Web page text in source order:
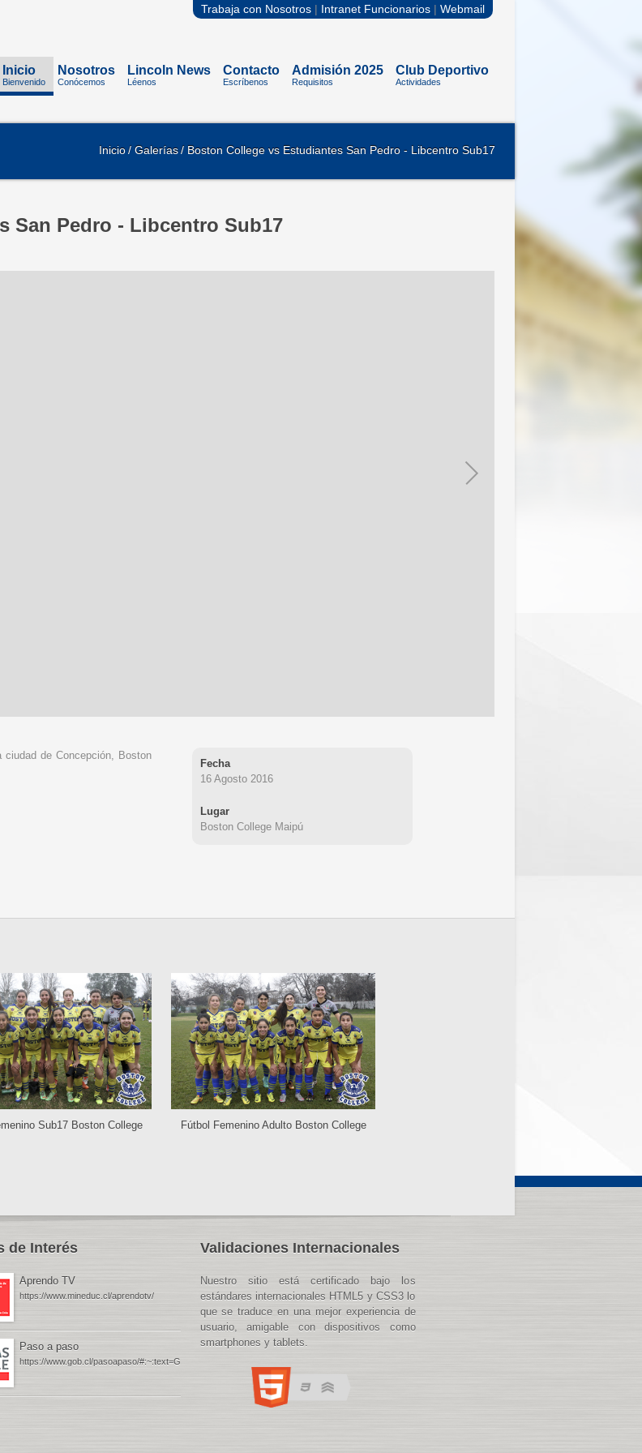
Trabaja con Nosotros| Intranet Funcionarios| Webmail
Inicio
Bienvenido
Nosotros
Conócemos
Lincoln News
Léenos
Contacto
Escríbenos
Admisión 2025
Requisitos
Club Deportivo
Actividades
Inicio/ Galerías/ Boston College vs Estudiantes San Pedro - Libcentro Sub17
San Pedro - Libcentro Sub17
ciudad de Concepción, Boston
Fecha
16 Agosto 2016
Lugar
Boston College Maipú
Sub17 Boston College Fútbol Femenino Adulto Boston College
de Interés
Aprendo TV
https://www.mineduc.cl/aprendotv/
Paso a paso
https://www.gob.cl/pasoapaso/
Validaciones Internacionales
Nuestro sitio está certificado bajo los
estándares internacionales HTML5 y CSS3 lo
que se traduce en una mejor experiencia de
usuario, amigable con dispositivos como
smartphones y tablets.